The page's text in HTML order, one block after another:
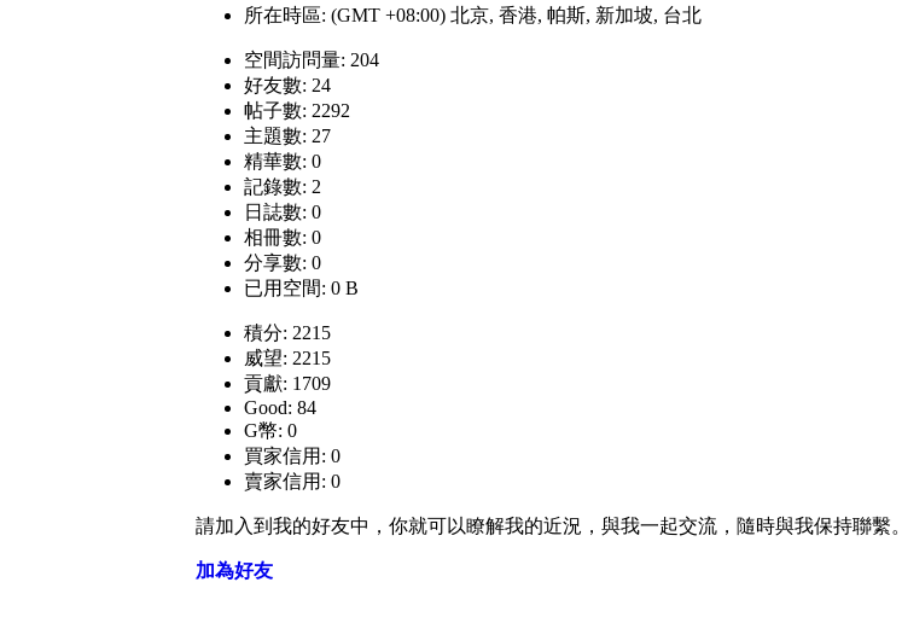
所在時區: (GMT +08:00) 北京, 香港, 帕斯, 新加坡, 台北
空間訪問量: 204
好友數: 24
帖子數: 2292
主題數: 27
精華數: 0
記錄數: 2
日誌數: 0
相冊數: 0
分享數: 0
已用空間: 0 B
積分: 2215
威望: 2215
貢獻: 1709
Good: 84
G幣: 0
買家信用: 0
賣家信用: 0
請加入到我的好友中，你就可以瞭解我的近況，與我一起交流，隨時與我保持聯繫。
加為好友